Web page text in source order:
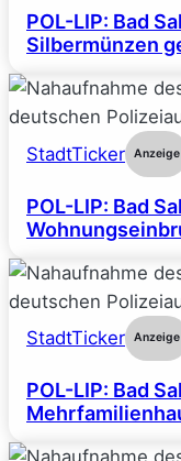
POL-LIP: Bad
Silbermünzen
StadtTicker Anzeige
POL-LIP: Bad
StadtTicker Anzeige
POL-LIP: Bad